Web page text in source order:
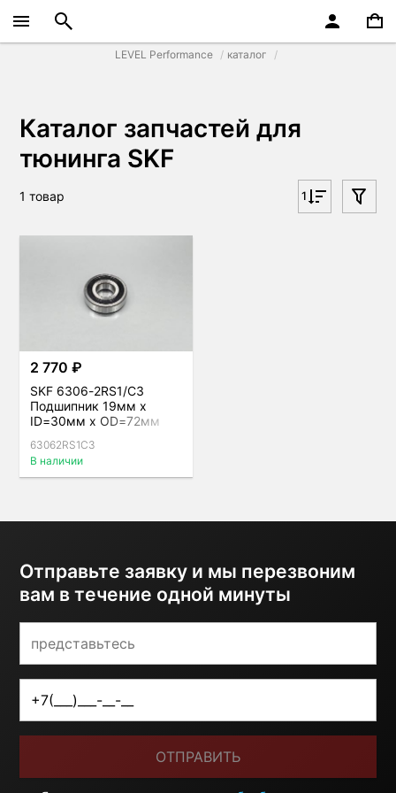
LEVEL Performance каталог
Каталог запчастей для
тюнинга SKF
1 товар 1
2 770 ₽
SKF 6306-2RS1/C3
Подшипник 19мм x
ID=30мм x OD=72мм
63062RS1C3
В наличии
Отправьте заявку и мы перезвоним
вам в течение одной минуты
ОТПРАВИТЬ